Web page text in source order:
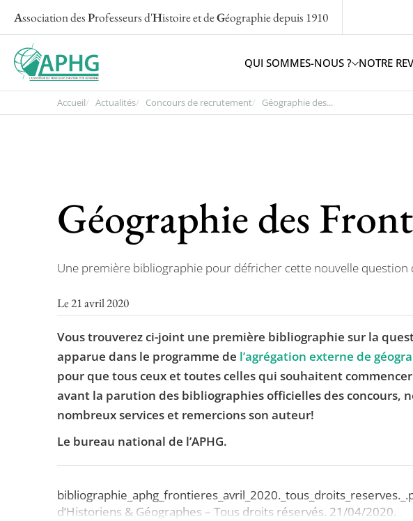
Association desProfesseurs d'Histoire et deGéographiedepuis 1910
QUI SOMMES-NOUS ? NOTRE
Accueil Actualités Concours de recrutement Géographie des...
Géographie des
Une première bibliographie pour défricher cette nouvelle question
Le 21 avril 2020
Vous trouverez ci-joint une première bibliographie sur la
apparue dans le programme de l’agrégation externe de
pour que tous ceux et toutes celles qui souhaitent
avant la parution des bibliographies officielles des concours,
nombreux services et remercions son auteur!
Le bureau national de l’APHG.
d’Historiens & Géographes – Tous droits réservés. 21/04/2020.